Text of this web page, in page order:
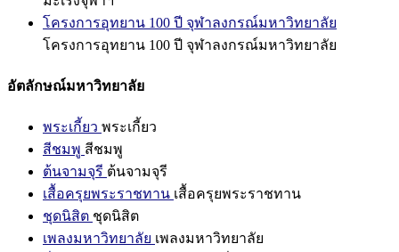
โครงการอุทยาน 100 ปี จุฬาลงกรณ์มหาวิทยาลัย
โครงการอุทยาน 100 ปี จุฬาลงกรณ์มหาวิทยาลัย
อัตลักษณ์มหาวิทยาลัย
พระเกี้ยว พระเกี้ยว
สีชมพู สีชมพู
ต้นจามจุรี ต้นจามจุรี
เสื้อครุยพระราชทาน เสื้อครุยพระราชทาน
ชุดนิสิต ชุดนิสิต
เพลงมหาวิทยาลัย เพลงมหาวิทยาลัย